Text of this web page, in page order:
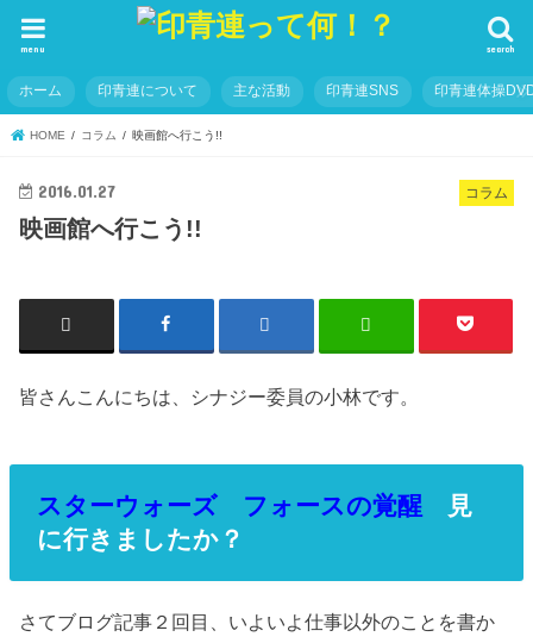
search
menu
ホーム 印青連について 主な活動 印青連SNS 印青連体操
HOME コラム 映画館へ行こう!!
コラム
2016.01.27
映画館へ行こう!!
皆さんこんにちは、シナジー委員の小林です。
スターウォーズ フォースの覚醒
見
に行きましたか？
さてブログ記事２回目、いよいよ仕事以外のことを書か